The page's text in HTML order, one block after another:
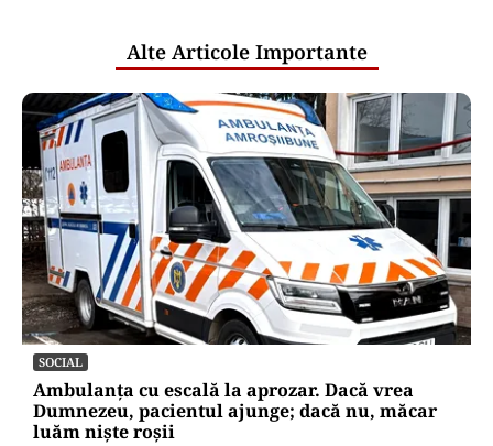
Alte Articole Importante
SOCIAL
Ambulanța cu escală la aprozar. Dacă vrea
Dumnezeu, pacientul ajunge; dacă nu, măcar
luăm niște roșii